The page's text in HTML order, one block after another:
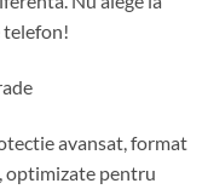
telefon!
avansat, format
optimizate pentru